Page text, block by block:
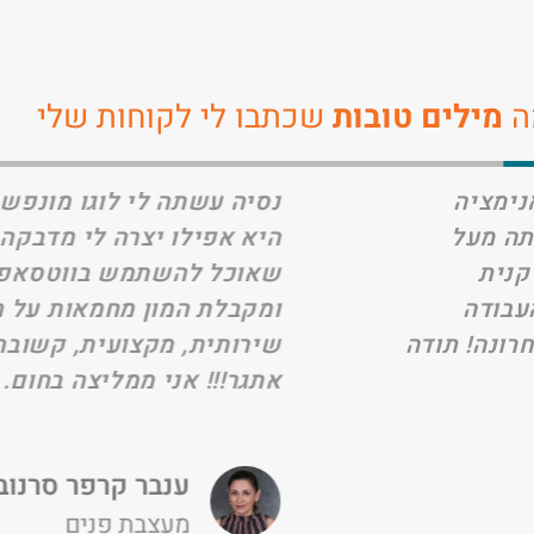
מילים טובות שכתבו לי לקוחות שלי
נסיה עשתה לי לוגו מונפש משגע ומותאם
היא אפילו יצרה לי מדבקה מהלוגו המונפש
שאוכל להשתמש בווטסאפ. אני מאד אוהבת
ומקבלת המון מחמאות על הלוגו המונפש.
שירותית, מקצועית, קשובה ולא מפחדת
אתגר!!! אני ממליצה בחום.
ענבר קרפר סרנוביץ
מעצבת פנים